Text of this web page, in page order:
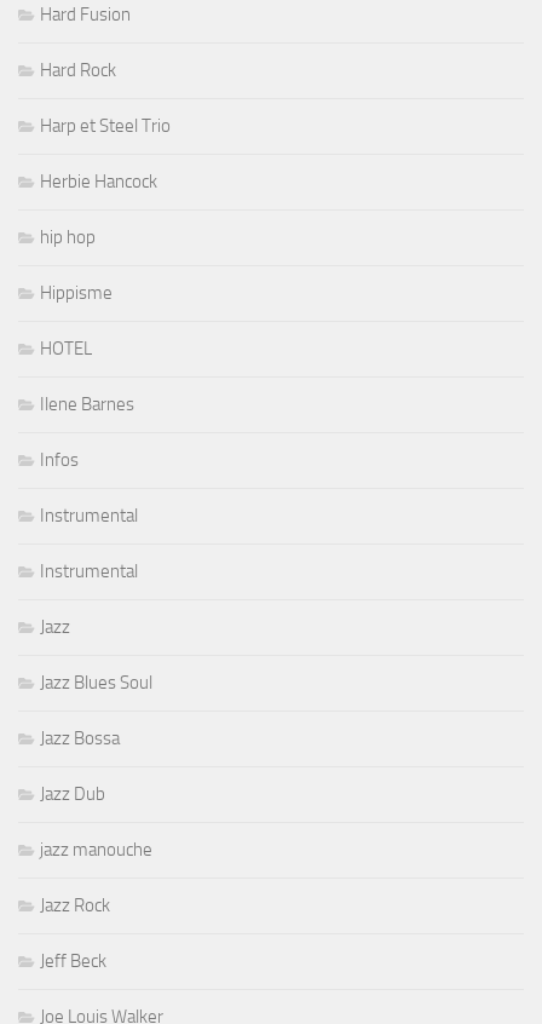
Hard Fusion
Hard Rock
Harp et Steel Trio
Herbie Hancock
hip hop
Hippisme
HOTEL
Ilene Barnes
Infos
Instrumental
Instrumental
Jazz
Jazz Blues Soul
Jazz Bossa
Jazz Dub
jazz manouche
Jazz Rock
Jeff Beck
Joe Louis Walker